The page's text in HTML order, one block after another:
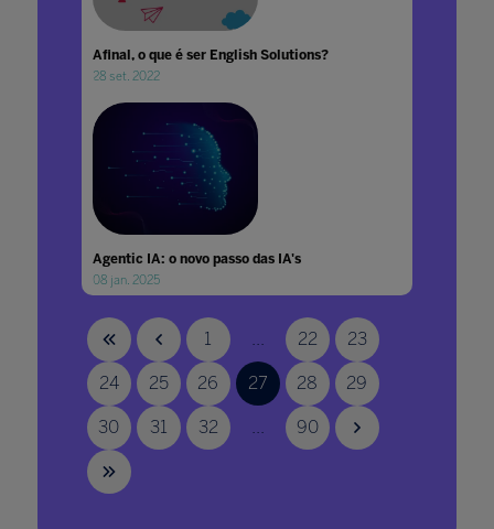
Afinal, o que é ser English Solutions?
28 set. 2022
Agentic IA: o novo passo das IA's
08 jan. 2025
Agora você pode ouvir as notícias do Bett
Blog
1 22 23
24 25 26 27 28 29
30 31 32 90